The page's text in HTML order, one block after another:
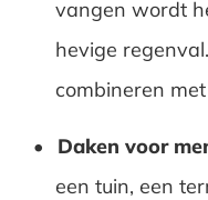
vangen wordt
hevige
combineren
Daken voor
een tuin, een